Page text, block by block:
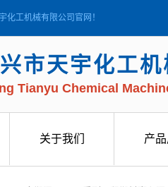
化工机械有限公司官网！
市天宇化工
Tianyu Chemical
关于我们
关于我们
产
产